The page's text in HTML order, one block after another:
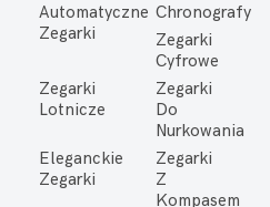
Automatyczne
Zegarki
Chronografy
Zegarki
Cyfrowe
Zegarki
Lotnicze
Zegarki
Do
Nurkowania
Eleganckie
Zegarki
Zegarki
Z
Kompasem